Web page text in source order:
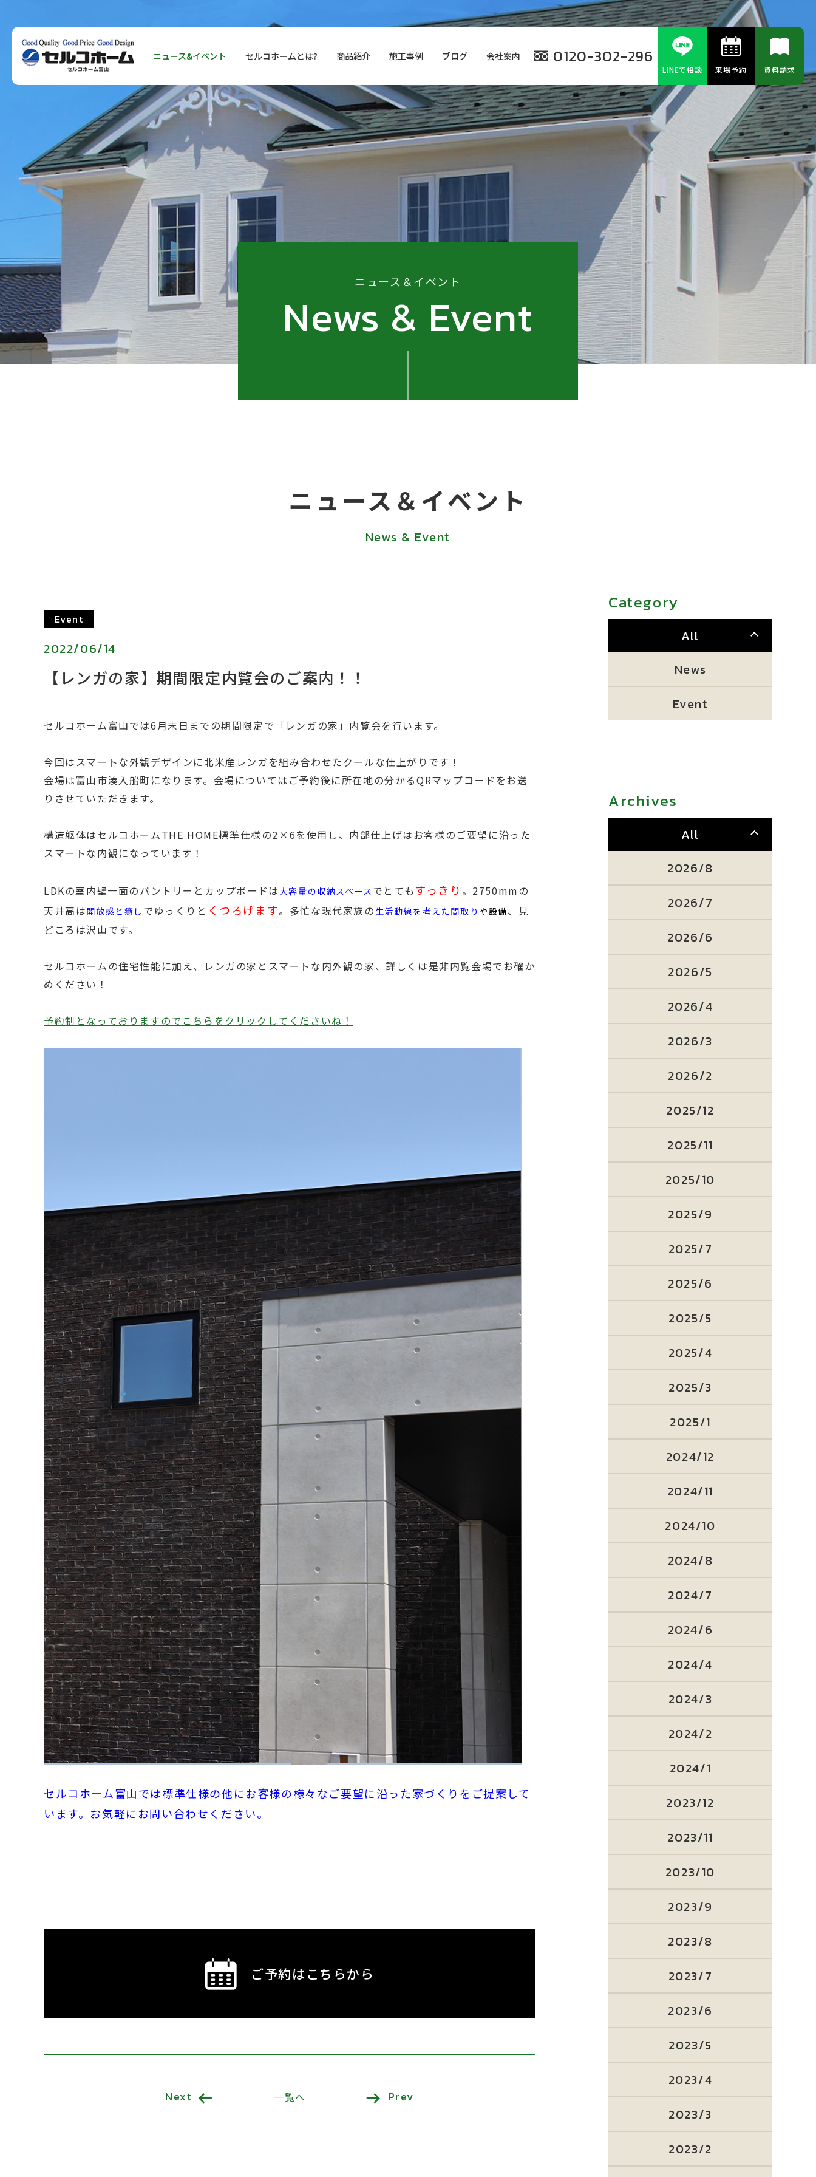
ニュース&イベント セルコホームとは? 商品紹介 施⼯事例 ブログ 会社案内 0120-302-296
LINEで相談 来場予約 資料請求
ニュース＆イベント
News & Event
ニュース＆イベント
News & Event
Event
2022/06/14
【レンガの家】期間限定内覧会のご案内！！
セルコホーム富山では6月末日までの期間限定で「レンガの家」内覧会を行います。
今回はスマートな外観デザインに北米産レンガを組み合わせたクールな仕上がりです！
会場は富山市湊入船町になります。会場についてはご予約後に所在地の分かるQRマップコードをお送
りさせていただきます。
構造躯体はセルコホームTHE HOME標準仕様の2×6を使用し、内部仕上げはお客様のご要望に沿った
スマートな内観になっています！
LDKの室内壁一面のパントリーとカップボードは大容量の収納スペース でとても すっきり 。2750mmの
天井高は開放感と癒し でゆっくりと くつろげます。多忙な現代家族の 生活動線を考えた間取り や設備、見
どころは沢山です。
セルコホームの住宅性能に加え、レンガの家とスマートな内外観の家、詳しくは是非内覧会場でお確か
めください！
予約制となっておりますのでこちらをクリックしてくださいね！
セルコホーム富山では標準仕様の他にお客様の様々なご要望に沿った家づくりをご提案して
います。 お気軽にお問い合わせください。
ご予約はこちらから
Next 一覧へ Prev
Category
All
News
Event
Archives
All
2026/8
2026/7
2026/6
2026/5
2026/4
2026/3
2026/2
2025/12
2025/11
2025/10
2025/9
2025/7
2025/6
2025/5
2025/4
2025/3
2025/1
2024/12
2024/11
2024/10
2024/8
2024/7
2024/6
2024/4
2024/3
2024/2
2024/1
2023/12
2023/11
2023/10
2023/9
2023/8
2023/7
2023/6
2023/5
2023/4
2023/3
2023/2